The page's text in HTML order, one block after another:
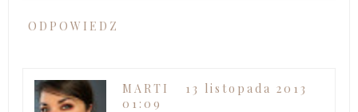
ODPOWIEDZ
MARTI
13 listopada 2013
01:09